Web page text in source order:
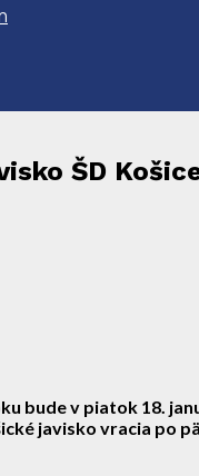
ŠD
v piatok 18.
javisko vracia po